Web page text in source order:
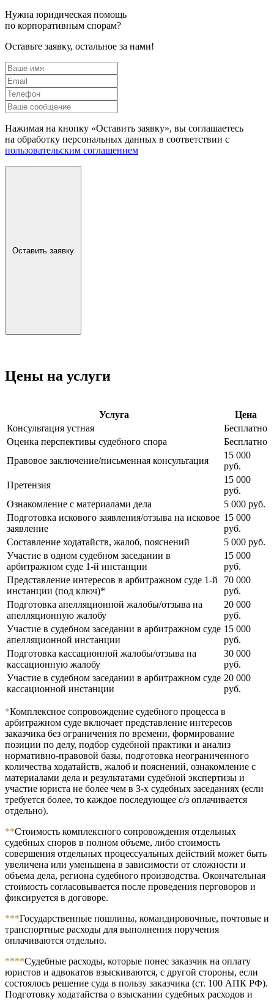
Нужна юридическая помощь
по корпоративным спорам?
Оставьте заявку, остальное за нами!
Нажимая на кнопку «Оставить заявку», вы соглашаетесь
на обработку персональных данных в соответствии с
пользовательским соглашением
Оставить заявку
Цены на услуги
Услуга
Цена
Консультация устная
Бесплатно
Оценка перспективы судебного спора
Бесплатно
Правовое заключение/письменная консультация
15 000
руб.
Претензия
15 000
руб.
Ознакомление с материалами дела
5 000 руб.
Подготовка искового заявления/отзыва на исковое
заявление
15 000
руб.
Составление ходатайств, жалоб, пояснений
5 000 руб.
Участие в одном судебном заседании в
арбитражном суде 1-й инстанции
15 000
руб.
Представление интересов в арбитражном суде 1-й
инстанции (под ключ)*
70 000
руб.
Подготовка апелляционной жалобы/отзыва на
апелляционную жалобу
20 000
руб.
Участие в судебном заседании в арбитражном суде
апелляционной инстанции
15 000
руб.
Подготовка кассационной жалобы/отзыва на
кассационную жалобу
30 000
руб.
Участие в судебном заседании в арбитражном суде
кассационной инстанции
20 000
руб.
*Комплексное сопровождение судебного процесса в
арбитражном суде включает представление интересов
заказчика без ограничения по времени, формирование
позиции по делу, подбор судебной практики и анализ
нормативно-правовой базы, подготовка неограниченного
количества ходатайств, жалоб и пояснений, ознакомление с
материалами дела и результатами судебной экспертизы и
участие юриста не более чем в 3-х судебных заседаниях (если
требуется более, то каждое последующее с/з оплачивается
отдельно).
**Стоимость комплексного сопровождения отдельных
судебных споров в полном объеме, либо стоимость
совершения отдельных процессуальных действий может быть
увеличена или уменьшена в зависимости от сложности и
объема дела, региона судебного производства. Окончательная
стоимость согласовывается после проведения перговоров и
фиксируется в договоре.
***Государственные пошлины, командировочные, почтовые и
транспортные расходы для выполнения поручения
оплачиваются отдельно.
****Судебные расходы, которые понес заказчик на оплату
юристов и адвокатов взыскиваются, с другой стороны, если
состоялось решение суда в пользу заказчика (ст. 100 АПК РФ).
Подготовку ходатайства о взыскании судебных расходов и